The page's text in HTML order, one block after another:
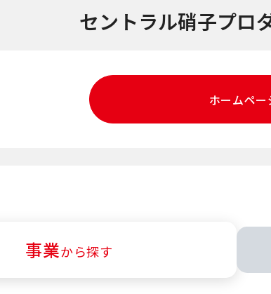
セントラル硝子プロ
ホームペー
事業から探す